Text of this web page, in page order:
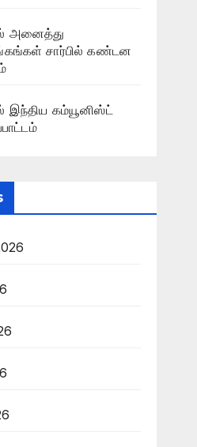
அனைத்து
சார்பில் கண்டன
இந்திய கம்யூனிஸ்ட்